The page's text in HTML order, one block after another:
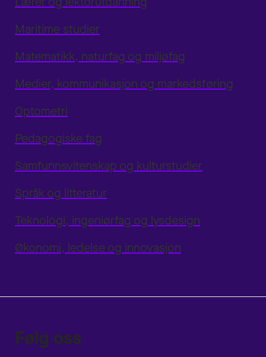
Maritime studier
Matematikk, naturfag og miljøfag
Medier, kommunikasjon og markedsføring
Optometri
Pedagogiske fag
Samfunnsvitenskap og kulturstudier
Språk og litteratur
Teknologi, ingeniørfag og lysdesign
Økonomi, ledelse og innovasjon
Følg oss